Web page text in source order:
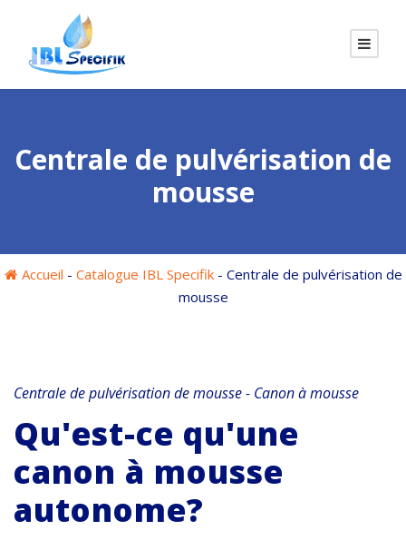
Centrale de pulvérisation de
mousse
Accueil - Catalogue IBL Specifik- Centrale de pulvérisation de
mousse
Centrale de pulvérisation de mousse - Canon à mousse
Qu'est-ce qu'une
canon à mousse
autonome?